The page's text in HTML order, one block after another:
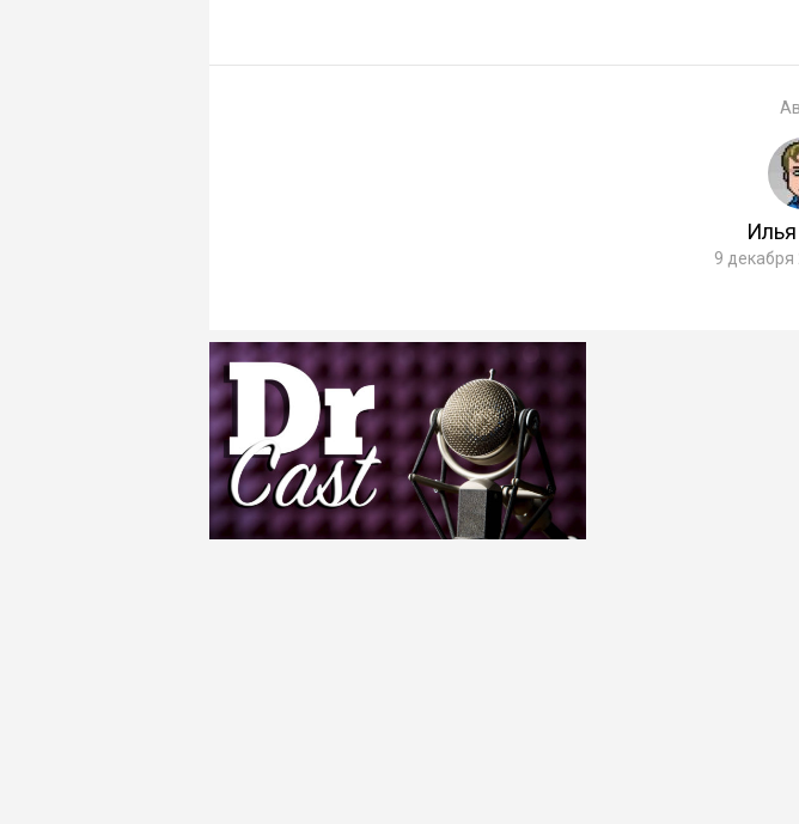
9 декабря